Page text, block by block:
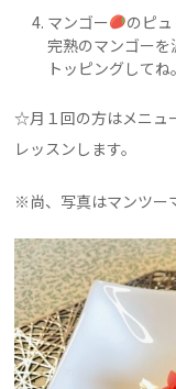
マンゴー
のピュ
完熟のマンゴー
トッピングしてね。
☆月１回の方はメニュ
レッスンします。
※尚、写真はマンツー